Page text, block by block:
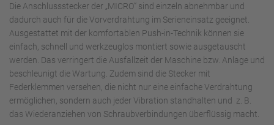
Die Anschlussstecker der „MICRO“ sind einzeln abnehmbar und
dadurch auch für die Vorverdrahtung im Serieneinsatz geeignet.
Ausgestattet mit der komfortablen Push-in-Technik können sie
einfach, schnell und werkzeuglos montiert sowie ausgetauscht
werden. Das verringert die Ausfallzeit der Maschine bzw. Anlage und
beschleunigt die Wartung. Zudem sind die Stecker mit
Federklemmen versehen, die nicht nur eine einfache Verdrahtung
ermöglichen, sondern auch jeder Vibration standhalten und z. B.
das Wiederanziehen von Schraubverbindungen überflüssig macht.